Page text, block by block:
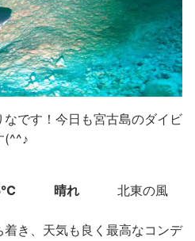
です！今日も宮古島のダイビ
(^^♪
25℃ 晴れ 北東の風
き、天気も良く最高なコンデ